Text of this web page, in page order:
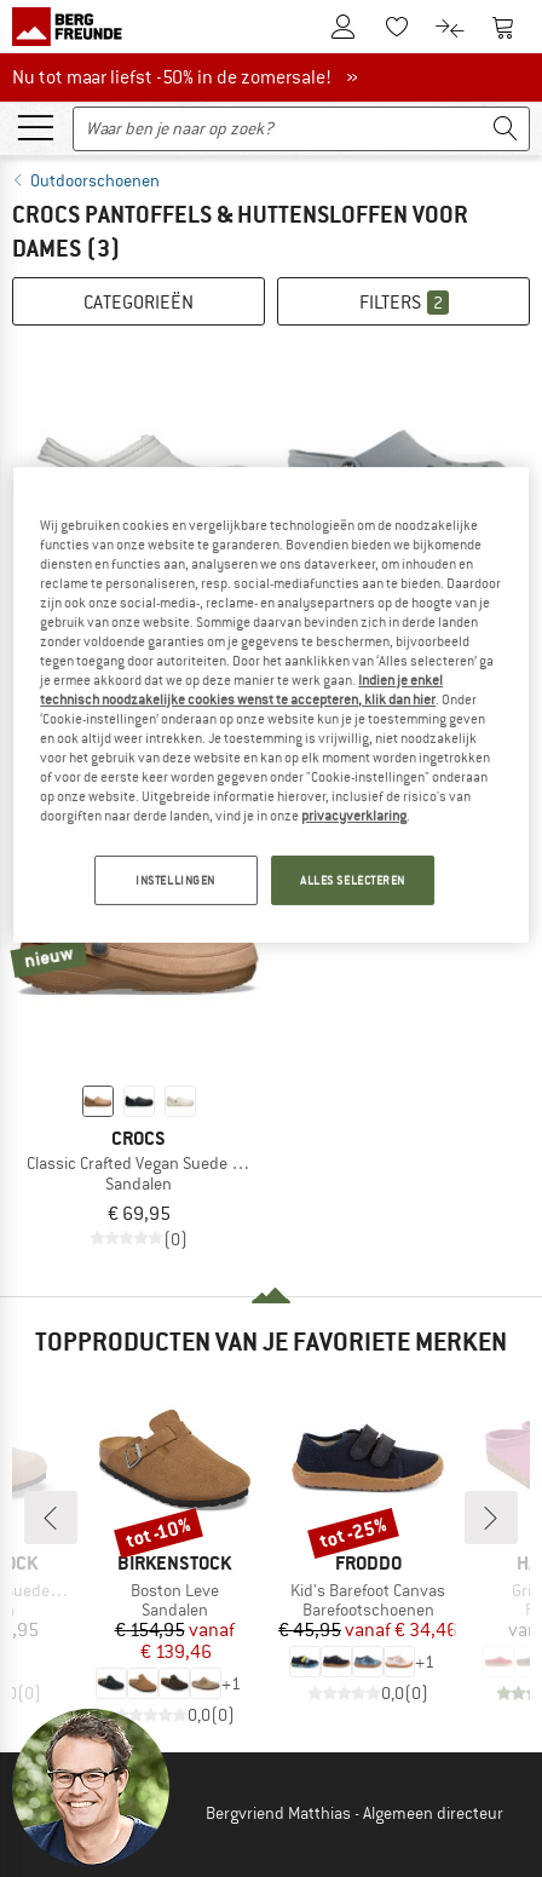
De klantenaccount
Naar deNaar de
Nu tot maar liefst -50% in de zomersale!
Nu tot maar liefst -50% in de zomersale! »
Outdoorschoenen
CROCS PANTOFFELS & HUTTENSLOFFEN VOOR
DAMES (3)
CATEGORIEËN FILTERS 2
CROCS
Classic Lined Clog
Sandalen
€ 59,95
4,8(14)
CROCS
Classic Convertible Slipper
Pantoffels
€ 54,95
4,5(12)
nieuw
CROCS
Classic Crafted Vegan Suede Clog
Sandalen
€ 69,95
(0)
TOPPRODUCTEN VAN JE FAVORIETE MERKEN
Leather
(0)
MERK
BIRKENSTOCK
Artikel
Boston Leve
Productgroep
Sandalen
Prijs
€ 154,95Verlaagde prijs
vanaf
€ 139,46
+1
0,0(0)
Korting
tot -10%
MERK
FRODDO
Artikel
Kid's Barefoot Canvas
Productgroep
Barefootschoenen
Prijs
€ 45,95 Verlaagde prijs
vanaf€ 34,46
+1
0,0(0)
Korting
tot -25%
Bergvriend Matthias - Algemeen directeur
Wij gebruiken cookies en vergelijkbare technologieën om de noodzakelijke
functies van onze website te garanderen. Bovendien bieden we bijkomende
diensten en functies aan, analyseren we ons dataverkeer, om inhouden en
reclame te personaliseren, resp. social-mediafuncties aan te bieden. Daardoor
zijn ook onze social-media-, reclame- en analysepartners op de hoogte van je
gebruik van onze website. Sommige daarvan bevinden zich in derde landen
zonder voldoende garanties om je gegevens te beschermen, bijvoorbeeld
tegen toegang door autoriteiten. Door het aanklikken van ‘Alles selecteren’ ga
je ermee akkoord dat we op deze manier te werk gaan. Indien je enkel
technisch noodzakelijke cookies wenst te accepteren, klik dan hier . Onder
‘Cookie-instellingen’ onderaan op onze website kun je je toestemming geven
en ook altijd weer intrekken. Je toestemming is vrijwillig, niet noodzakelijk
voor het gebruik van deze website en kan op elk moment worden ingetrokken
of voor de eerste keer worden gegeven onder "Cookie-instellingen" onderaan
op onze website. Uitgebreide informatie hierover, inclusief de risico's van
doorgiften naar derde landen, vind je in onze privacyverklaring
INSTELLINGEN ALLES SELECTEREN